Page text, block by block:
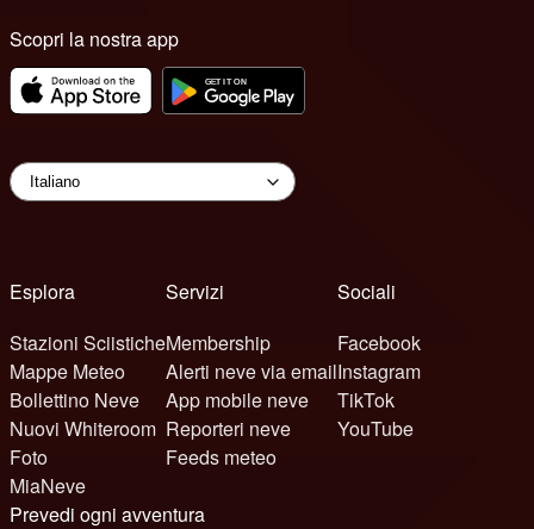
Scopri la nostra app
Esplora
Stazioni Sciistiche
Mappe Meteo
Bollettino Neve
Nuovi Whiteroom
Foto
MiaNeve
Servizi
Membership
Alerti neve via email
App mobile neve
Reporteri neve
Feeds meteo
Sociali
Facebook
Instagram
TikTok
YouTube
Prevedi ogni avventura